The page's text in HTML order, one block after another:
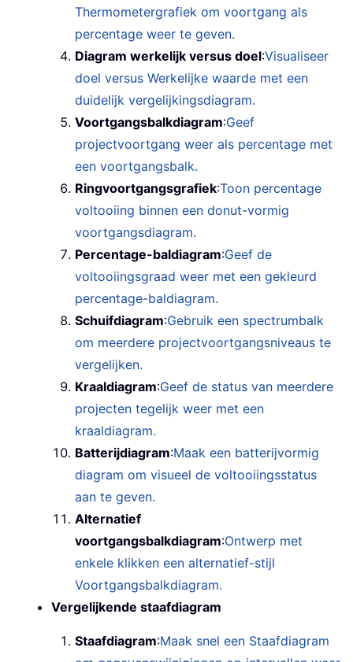
Thermometergrafiek om voortgang als
percentage weer te geven.
Diagram werkelijk versus doel:Visualiseer
doel versus Werkelijke waarde met een
duidelijk vergelijkingsdiagram.
Voortgangsbalkdiagram:Geef
projectvoortgang weer als percentage met
een voortgangsbalk.
Ringvoortgangsgrafiek:Toon percentage
voltooiing binnen een donut-vormig
voortgangsdiagram.
Percentage-baldiagram:Geef de
voltooiingsgraad weer met een gekleurd
percentage-baldiagram.
Schuifdiagram:Gebruik een spectrumbalk
om meerdere projectvoortgangsniveaus te
vergelijken.
Kraaldiagram:Geef de status van meerdere
projecten tegelijk weer met een
kraaldiagram.
Batterijdiagram:Maak een batterijvormig
diagram om visueel de voltooiingsstatus
aan te geven.
Alternatief
voortgangsbalkdiagram:Ontwerp met
enkele klikken een alternatief-stijl
Voortgangsbalkdiagram.
Vergelijkende staafdiagram
Staafdiagram:Maak snel een Staafdiagram